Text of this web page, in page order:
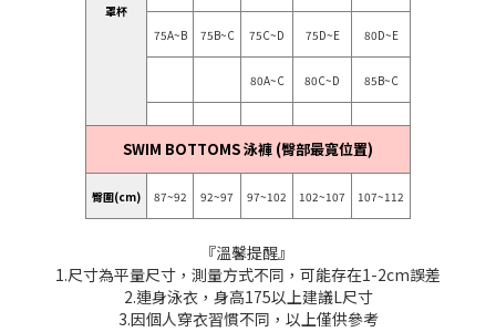
罩杯
75A~B 75B~C 75C~D 75D~E 80D~E
80A~C 80C~D 85B~C
SWIM BOTTOMS 泳褲 (臀部最寬位置)
臀圍(cm) 87~92 92~97 97~102 102~107 107~112
『溫馨提醒』
1.尺寸為平量尺寸，測量方式不同，可能存在1-2cm誤差
2.連身泳衣，身高175以上建議L尺寸
3.因個人穿衣習慣不同，以上僅供參考